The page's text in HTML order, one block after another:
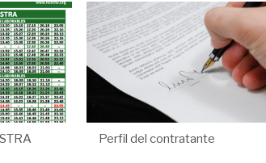
Perfil del contratante